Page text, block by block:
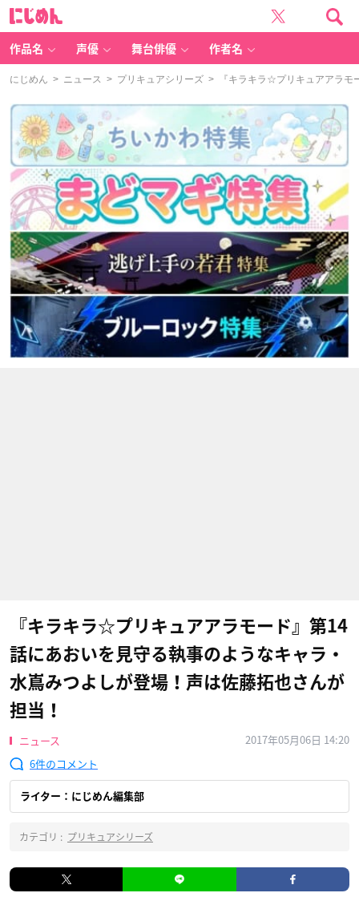
作品名 声優 舞台俳優 作者名
にじめん > ニュース > プリキュアシリーズ > 『キラキラ☆プリキュアアラモ
『キラキラ☆プリキュアアラモード』第14
話にあおいを見守る執事のようなキャラ・
水嶌みつよしが登場！声は佐藤拓也さんが
担当！
ニュース
2017年05月06日 14:20
6
ライター：にじめん編集部
カテゴリ : プリキュアシリーズ